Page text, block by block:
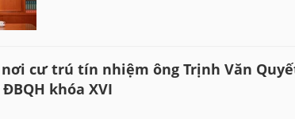
cư trú tín nhiệm ông Trịnh Văn
khóa XVI